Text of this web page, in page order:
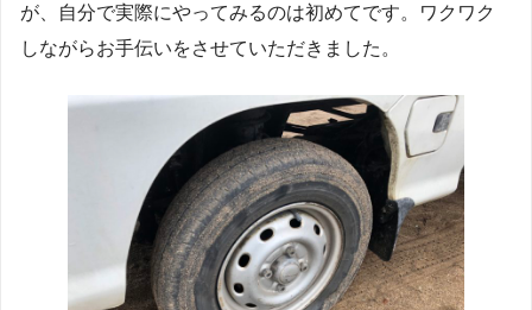
が、自分で実際にやってみるのは初めてです。ワクワク
しながらお手伝いをさせていただきました。